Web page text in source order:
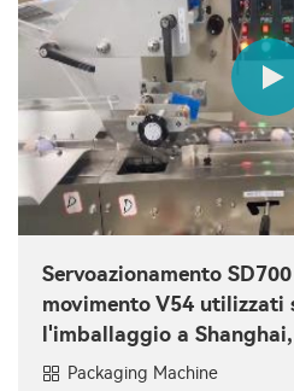
Servoazionamento
movimento V54 utilizzati
l'imballaggio a
Packaging Machine